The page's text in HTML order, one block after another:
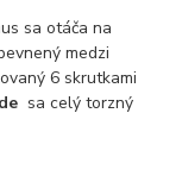
sa otáča na
medzi
6 skrutkami
sa celý torzný